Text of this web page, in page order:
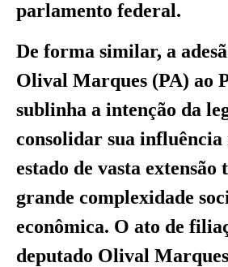
parlamento federal.
De forma similar, a
Olival Marques (PA) ao
sublinha a intenção da
consolidar sua influência
estado de vasta
grande complexidade
econômica. O ato de
deputado Olival